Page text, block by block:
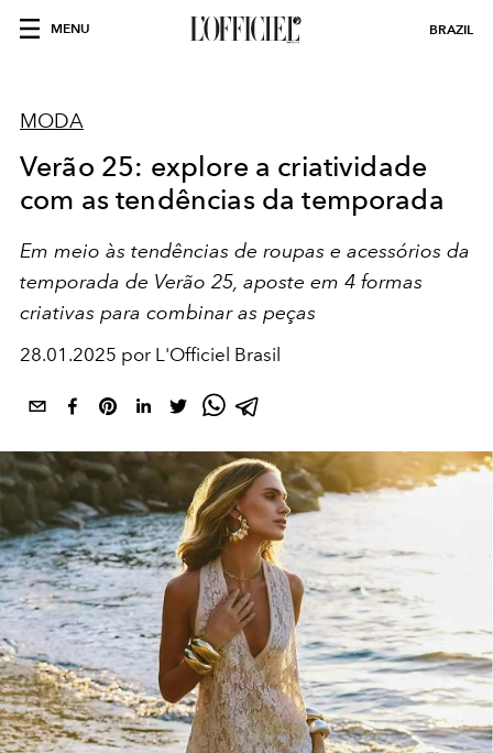
MENU BRAZIL
MODA
Verão 25: explore a criatividade
com as tendências da temporada
Em meio às tendências de roupas e acessórios da
temporada de Verão 25, aposte em 4 formas
criativas para combinar as peças
28.01.2025 por L'Officiel Brasil